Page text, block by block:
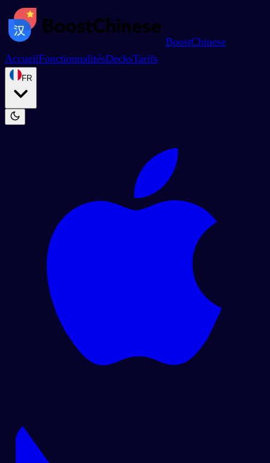
BoostChinese
AccueilFonctionnalitésDecksTarifs
FR